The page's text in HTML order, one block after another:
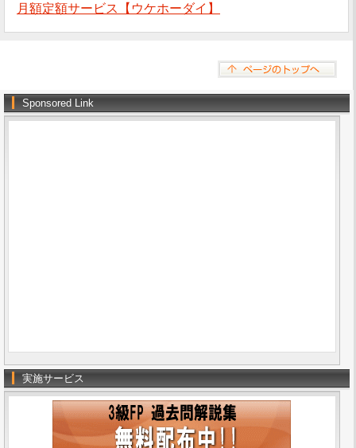
月額定額サービス【ウケホーダイ】
Sponsored Link
実施サービス